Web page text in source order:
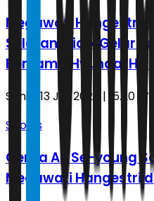
Megawati Hangestri
Selatan, Bidik Gelar
Bersama Hyundai
Senin, 13 Juli 2026 | 15.20
Sports
Cerita An Se-young
Megawati Hangestri